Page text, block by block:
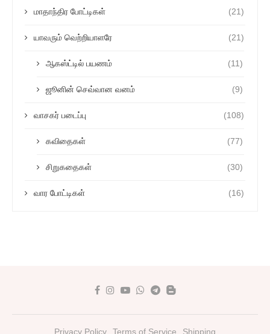
மாதாந்திர போட்டிகள் (21)
யாவரும் வெற்றியாளரே (21)
ஆகஸ்ட்டில் பயணம் (11)
ஜூனின் செவ்வான வனம் (9)
வாசகர் படைப்பு (108)
கவிதைகள் (77)
சிறுகதைகள் (30)
வார போட்டிகள் (16)
Privacy Policy Terms of Service Shipping